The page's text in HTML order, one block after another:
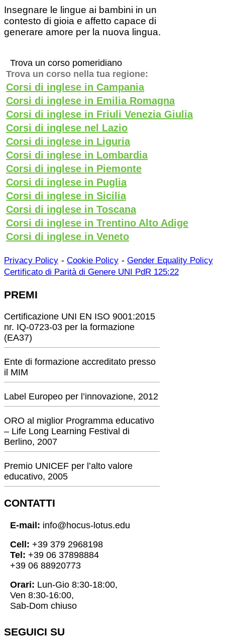
Insegnare le lingue ai bambini in un
contesto di gioia e affetto capace di
generare amore per la nuova lingua.
Trova un corso pomeridiano
Trova un corso nella tua regione:
Corsi di inglese in Campania
Corsi di inglese in Emilia Romagna
Corsi di inglese in Friuli Venezia Giulia
Corsi di inglese nel Lazio
Corsi di inglese in Liguria
Corsi di inglese in Lombardia
Corsi di inglese in Piemonte
Corsi di inglese in Puglia
Corsi di inglese in Sicilia
Corsi di inglese in Toscana
Corsi di inglese in Trentino Alto Adige
Corsi di inglese in Veneto
Privacy Policy - Cookie Policy - Gender Equality Policy
Certificato di Parità di Genere UNI PdR 125:22
PREMI
Certificazione UNI EN ISO 9001:2015
nr. IQ-0723-03 per la formazione
(EA37)
Ente di formazione accreditato presso
il MIM
Label Europeo per l’innovazione, 2012
ORO al miglior Programma educativo
– Life Long Learning Festival di
Berlino, 2007
Premio UNICEF per l’alto valore
educativo, 2005
CONTATTI
E-mail: info@hocus-lotus.edu
Cell: +39 379 2968198
Tel: +39 06 37898884
+39 06 88920773
Orari: Lun-Gio 8:30-18:00,
Ven 8:30-16:00,
Sab-Dom chiuso
SEGUICI SU